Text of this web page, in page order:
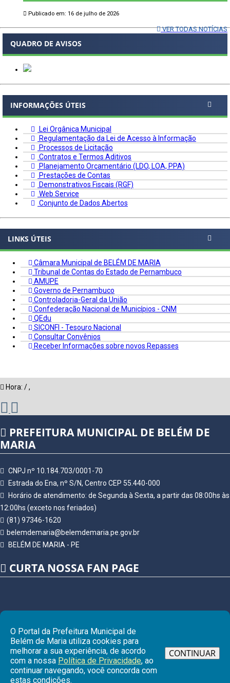
Publicado em: 16 de julho de 2026
VER TODAS NOTÍCIAS
QUADRO DE AVISOS
INFORMAÇÕES ÚTEIS
Lei Orgânica Municipal
Regulamentação da Lei de Acesso à Informação
Processos de Licitação
Contratos e Termos Aditivos
Planejamento Orçamentário (LDO, LOA, PPA)
Prestações de Contas
Demonstrativos Fiscais (RGF)
Web Service
Conjunto de Dados Abertos
LINKS ÚTEIS
Câmara Municipal de BELÉM DE MARIA
Tribunal de Contas do Estado de Pernambuco
AMUPE
Governo de Pernambuco
Controladoria-Geral da União
Confederação Nacional de Municípios - CNM
QEdu
SICONFI - Tesouro Nacional
Consultar Convênios
Receber Informações sobre novos Repasses
Hora: /,
PREFEITURA MUNICIPAL DE BELÉM DE
MARIA
CNPJ nº 10.184.703/0001-70
Estrada do Ena, nº S/N, Centro CEP 55.440-000
Horário de atendimento: de Segunda à Sexta, a partir das 08:00hs às
12:00hs (exceto nos feriados)
(81) 97346-1620
belemdemaria@belemdemaria.pe.gov.br
BELÉM DE MARIA - PE
CURTA NOSSA FAN PAGE
O Portal da Prefeitura Municipal de
Belém de Maria utiliza cookies para
melhorar a sua experiência, de acordo
com a nossa Política de Privacidade, ao
continuar navegando, você concorda com
estas condições.
CONTINUAR